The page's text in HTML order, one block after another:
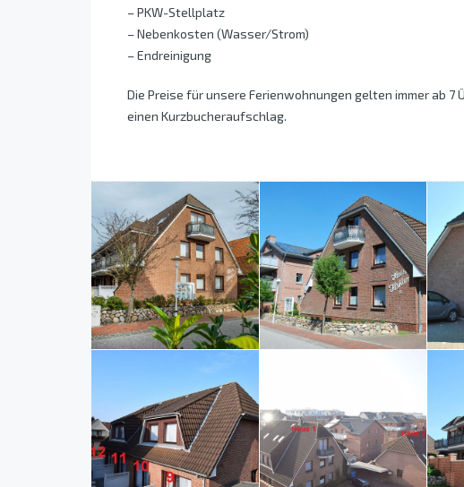
– PKW-Stellplatz
– Nebenkosten (Wasser/Strom)
– Endreinigung
Die Preise für unsere Ferienwohnungen gelten immer ab 7
einen Kurzbucheraufschlag.